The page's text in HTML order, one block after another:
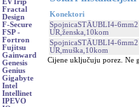
EVTrip
Fractal
Design
F-Secure
FSP -
Fortron
Fujitsu
Gainward
Genesis
Genius
Gigabyte
Intel
Intellinet
IPEVO
Konektori
SpojnicaSTÄUBLI4-
UR,ženska,10kom
SpojnicaSTÄUBLI4-
UR,muška,10kom
Cijene uključuju porez. Ne